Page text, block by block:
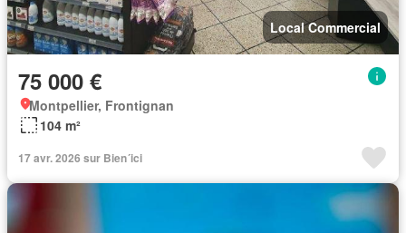
Local Commercial
75 000 €
Montpellier, Frontignan
104 m²
17 avr. 2026 sur Bien´ici